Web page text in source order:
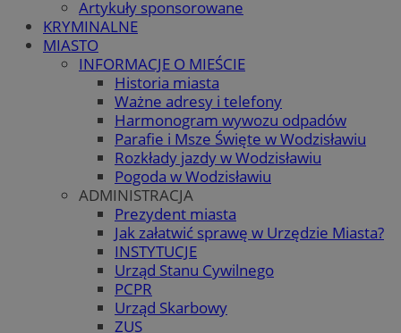
Artykuły sponsorowane
KRYMINALNE
MIASTO
INFORMACJE O MIEŚCIE
Historia miasta
Ważne adresy i telefony
Harmonogram wywozu odpadów
Parafie i Msze Święte w Wodzisławiu
Rozkłady jazdy w Wodzisławiu
Pogoda w Wodzisławiu
ADMINISTRACJA
Prezydent miasta
Jak załatwić sprawę w Urzędzie Miasta?
INSTYTUCJE
Urząd Stanu Cywilnego
PCPR
Urząd Skarbowy
ZUS